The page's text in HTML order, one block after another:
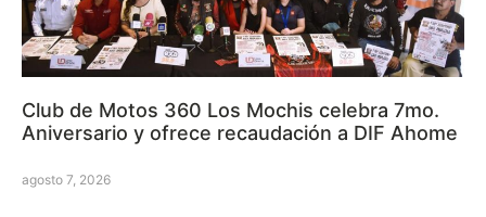
Club de Motos 360 Los Mochis celebra 7mo.
Aniversario y ofrece recaudación a DIF Ahome
agosto 7, 2026